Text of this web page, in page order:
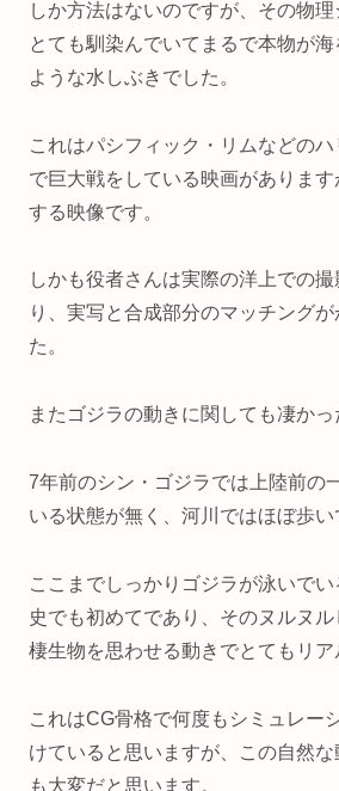
しか方法はないのですが、その物
とても馴染んでいてまるで本物が
ような水しぶきでした。
これはパシフィック・リムなどの
で巨大戦をしている映画がありま
する映像です。
しかも役者さんは実際の洋上での
り、実写と合成部分のマッチング
た。
またゴジラの動きに関しても凄かっ
7年前のシン・ゴジラでは上陸前の
いる状態が無く、河川ではほぼ歩い
ここまでしっかりゴジラが泳いで
史でも初めてであり、そのヌルヌ
棲生物を思わせる動きでとてもリア
これはCG骨格で何度もシミュレー
けていると思いますが、この自然
も大変だと思います。